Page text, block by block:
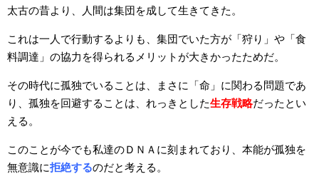
太古の昔より、人間は集団を成して生きてきた。
これは一人で行動するよりも、集団でいた方が「狩り」や「食
料調達」の協力を得られるメリットが大きかったためだ。
その時代に孤独でいることは、まさに「命」に関わる問題であ
り、孤独を回避することは、れっきとした生存戦略だったとい
える。
このことが今でも私達のＤＮＡに刻まれており、本能が孤独を
無意識に拒絶するのだと考える。